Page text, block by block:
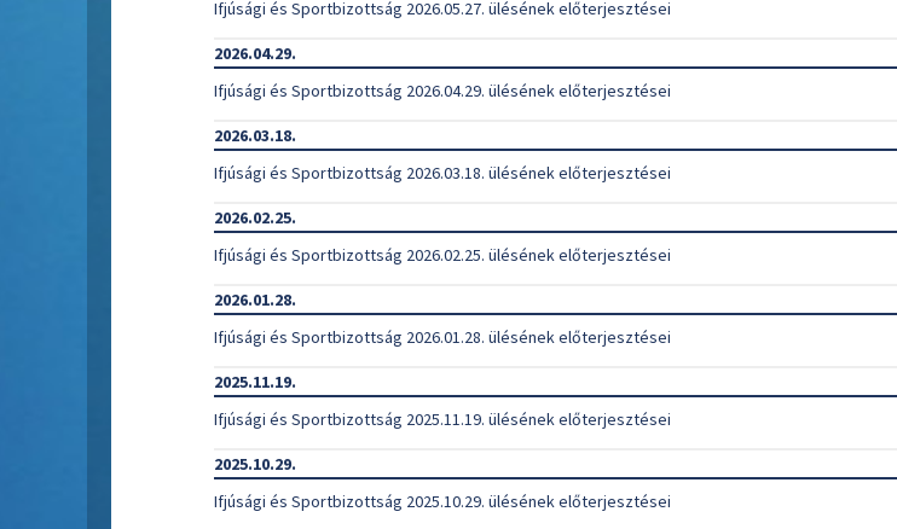
Ifjúsági és Sportbizottság 2026.05.27. ülésének előterjesztései
2026.04.29.
Ifjúsági és Sportbizottság 2026.04.29. ülésének előterjesztései
2026.03.18.
Ifjúsági és Sportbizottság 2026.03.18. ülésének előterjesztései
2026.02.25.
Ifjúsági és Sportbizottság 2026.02.25. ülésének előterjesztései
2026.01.28.
Ifjúsági és Sportbizottság 2026.01.28. ülésének előterjesztései
2025.11.19.
Ifjúsági és Sportbizottság 2025.11.19. ülésének előterjesztései
2025.10.29.
Ifjúsági és Sportbizottság 2025.10.29. ülésének előterjesztései